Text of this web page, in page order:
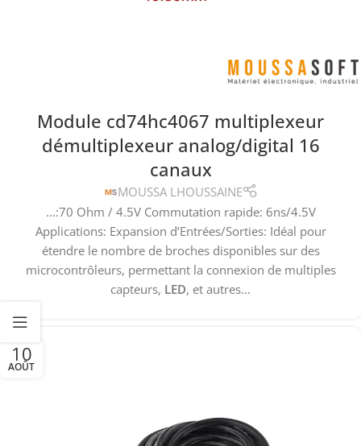
Module cd74hc4067 multiplexeur
démultiplexeur analog/digital 16
canaux
MOUSSA LHOUSSAINE
...:70 Ohm / 4.5V Commutation rapide: 6ns/4.5V
Applications: Expansion d’Entrées/Sorties: Idéal pour
étendre le nombre de broches disponibles sur des
microcontrôleurs, permettant la connexion de multiples
capteurs, LED, et autres...
10
AOÛT